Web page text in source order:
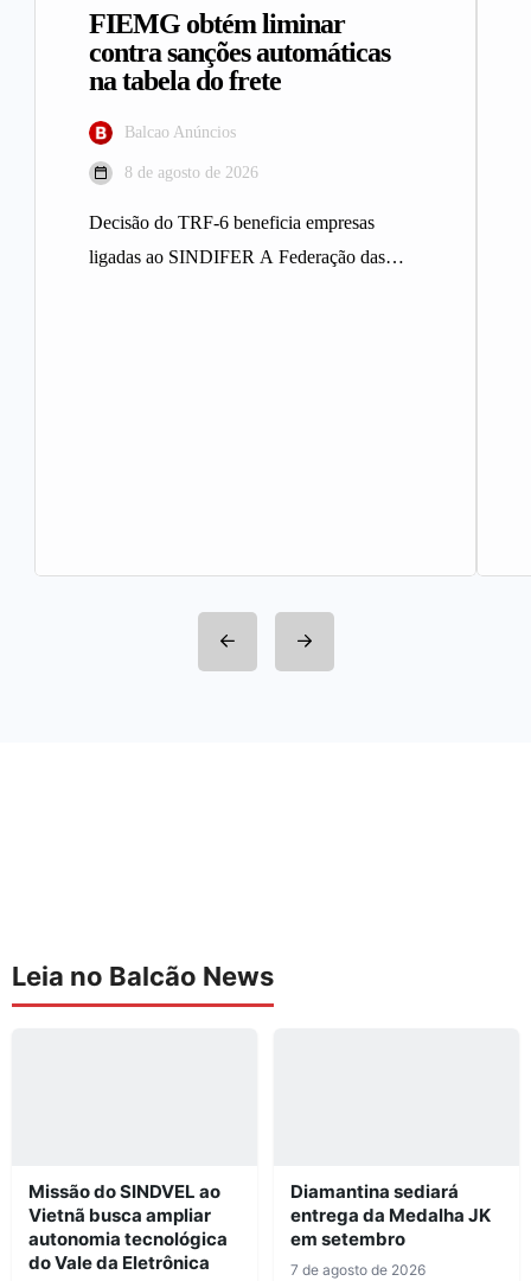
FIEMG obtém liminar
contra sanções automáticas
na tabela do frete
Balcao Anúncios
8 de agosto de 2026
Decisão do TRF-6 beneficia empresas
ligadas ao SINDIFER A Federação das
Leia no Balcão News
Missão do SINDVEL ao
Vietnã busca ampliar
autonomia tecnológica
do Vale da Eletrônica
Diamantina sediará
entrega da Medalha JK
em setembro
7 de agosto de 2026